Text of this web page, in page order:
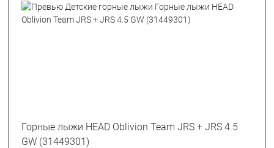
Горные лыжи HEAD Oblivion Team JRS + JRS 4.5
GW (31449301)